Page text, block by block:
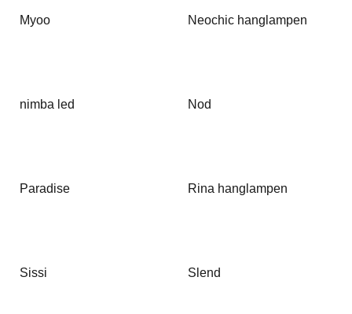
Myoo Neochic hanglampen
nimba led Nod
Paradise Rina hanglampen
Sissi Slend